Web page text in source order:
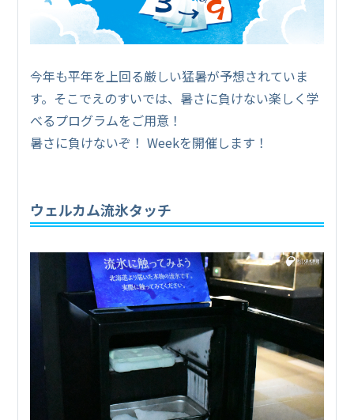
今年も平年を上回る厳しい猛暑が予想されていま
す。そこでえのすいでは、暑さに負けない楽しく学
べるプログラムをご用意！
暑さに負けないぞ！ Weekを開催します！
ウェルカム流氷タッチ